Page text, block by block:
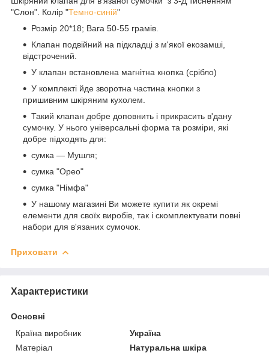
"Слон". Колір "Темно-синій"
Розмір 20*18; Вага 50-55 грамів.
Клапан подвійний на підкладці з м'якої екозамші,
відстрочений.
У клапан встановлена магнітна кнопка (срібло)
У комплекті йде зворотна частина кнопки з
пришивним шкіряним кухолем.
Такий клапан добре доповнить і прикрасить в'дану
сумочку. У нього універсальні форма та розміри, які
добре підходять для:
сумка — Мушля;
сумка "Орео"
сумка "Німфа"
У нашому магазині Ви можете купити як окремі
елементи для своїх виробів, так і скомплектувати повні
набори для в'язаних сумочок.
Приховати
Характеристики
Основні
Країна виробник
Україна
Матеріал
Натуральна шкіра